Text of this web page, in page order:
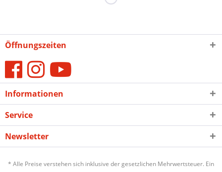
Öffnungszeiten
Informationen
Service
Newsletter
* Alle Preise verstehen sich inklusive der gesetzlichen Mehrwertsteuer. Ein